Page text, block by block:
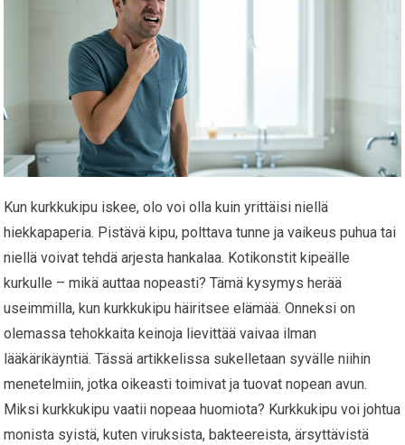
Kun kurkkukipu iskee, olo voi olla kuin yrittäisi niellä
hiekkapaperia. Pistävä kipu, polttava tunne ja vaikeus puhua tai
niellä voivat tehdä arjesta hankalaa. Kotikonstit kipeälle
kurkulle – mikä auttaa nopeasti? Tämä kysymys herää
useimmilla, kun kurkkukipu häiritsee elämää. Onneksi on
olemassa tehokkaita keinoja lievittää vaivaa ilman
lääkärikäyntiä. Tässä artikkelissa sukelletaan syvälle niihin
menetelmiin, jotka oikeasti toimivat ja tuovat nopean avun.
Miksi kurkkukipu vaatii nopeaa huomiota? Kurkkukipu voi johtua
monista syistä, kuten viruksista, bakteereista, ärsyttävistä